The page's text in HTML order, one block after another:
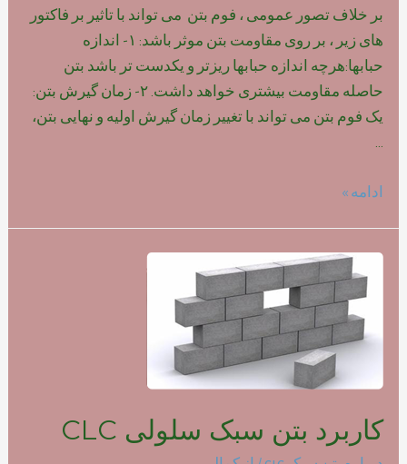
بر خلاف تصور عمومی ، فوم بتن می تواند با تاثیر بر فاکتور
های زیر ، بر روی مقاومت بتن موثر باشد: ۱- اندازه
حبابها:هرچه اندازه حبابها ریزتر و یکدست تر باشد بتن
حاصله مقاومت بیشتری خواهد داشت. ۲- زمان گیرش بتن:
یک فوم بتن می تواند با تغییر زمان گیرش اولیه و نهایی بتن،
تاثیر
روی
مقاومت
بتن
ادامه »
کاربرد بتن سبک سلولی CLC